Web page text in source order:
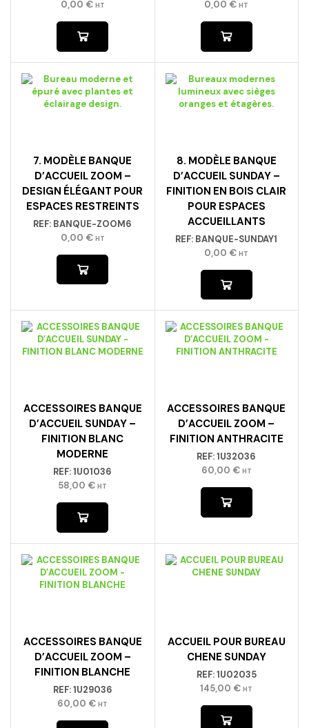
0,00 € HT
0,00 € HT
7. MODÈLE BANQUE
D’ACCUEIL ZOOM –
DESIGN ÉLÉGANT POUR
ESPACES RESTREINTS
REF: BANQUE-ZOOM6
0,00 € HT
8. MODÈLE BANQUE
D’ACCUEIL SUNDAY –
FINITION EN BOIS CLAIR
POUR ESPACES
ACCUEILLANTS
REF: BANQUE-SUNDAY1
0,00 € HT
ACCESSOIRES BANQUE
D’ACCUEIL SUNDAY –
FINITION BLANC
MODERNE
REF:1U01036
58,00 € HT
ACCESSOIRES BANQUE
D’ACCUEIL ZOOM –
FINITION ANTHRACITE
REF:1U32036
60,00 € HT
ACCESSOIRES BANQUE
D’ACCUEIL ZOOM –
FINITION BLANCHE
REF:1U29036
60,00 € HT
ACCUEIL POUR BUREAU
CHENE SUNDAY
REF:1U02035
145,00 € HT